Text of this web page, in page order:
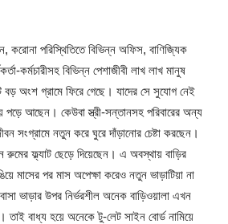
করোনা পরিস্থিতিতে বিভিন্ন অফিস, বাণিজ্যিক
কর্মচারীসহ বিভিন্ন পেশাজীবী লাখ লাখ মানুষ
বড় অংশ গ্রামে ফিরে গেছে। যাদের সে সুযোগ নেই
পড়ে আছেন। কেউবা স্ত্রী-সন্তানসহ পরিবারের অন্য
সংগ্রামে নতুন করে ঘুরে দাঁড়ানোর চেষ্টা করছেন।
ফ্ল্যাট ছেড়ে দিয়েছেন। এ অবস্থায় বাড়ির
মাসের পর মাস অপেক্ষা করেও নতুন ভাড়াটিয়া না
ভাড়ার উপর নির্ভরশীল অনেক বাড়িওয়ালা এখন
তাই বাধ্য হয়ে অনেকে টু-লেট সাইন বোর্ড নামিয়ে